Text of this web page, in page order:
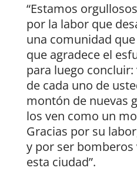
“Estamos
por la labor que
una comunidad
que agradece el
para luego concluir:
de cada uno de
montón de nuevas
los ven como un
Gracias por su
y por ser
esta ciudad”.